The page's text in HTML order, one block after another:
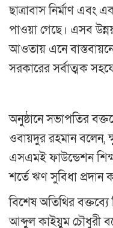
ছাত্রাবাস নির্মাণ এবং
পাওয়া গেছে। এসব
আওতায় এনে
সরকারের সর্বাত্মক
অনুষ্ঠানে সভাপতির
ওবায়দুর রহমান বলেন,
এসএমই ফাউন্ডেশন
শর্তে ঋণ সুবিধা প্রদান
বিশেষ অতিথির
আব্দুল কাইয়ুম চৌধুরী